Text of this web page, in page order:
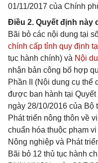
01/11/2017 của Chính
Điều 2. Quyết định này
Bãi bỏ các nội dung tại
chính cấp tỉnh quy định
tục hành chính) và Nội
nhận bản công bố hợp
Phần II (Nội dung cụ thể
được ban hành tại
ngày 28/10/2016 của
Phát triển nông thôn về
chuẩn hóa thuộc phạm
Nông nghiệp và Phát
Bãi bỏ 12 thủ tục hành